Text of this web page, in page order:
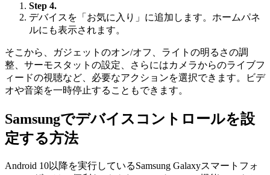
Step 4.
デバイスを「お気に入り」に追加します。ホームパネ
ルにも表示されます。
そこから、ガジェットのオン/オフ、ライトの明るさの調
整、サーモスタットの設定、さらにはカメラからのライブフ
ィードの視聴など、必要なアクションを選択できます。ビデ
オや音楽を一時停止することもできます。
Samsungでデバイスコントロールを設
定する方法
Android 10以降を実行しているSamsung Galaxyスマートフォ